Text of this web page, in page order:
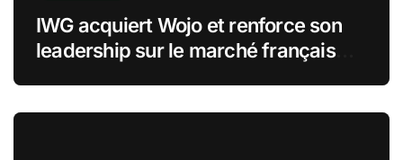
IWG acquiert Wojo et renforce son
leadership sur le marché français